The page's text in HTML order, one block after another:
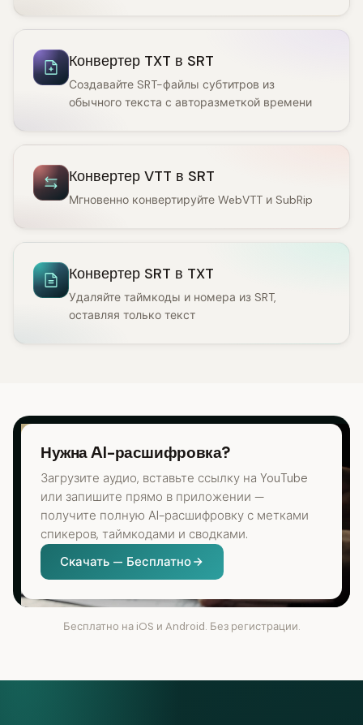
Конвертер TXT в SRT
Создавайте SRT-файлы субтитров из
обычного текста с авторазметкой времени
Конвертер VTT в SRT
Мгновенно конвертируйте WebVTT и SubRip
Конвертер SRT в TXT
Удаляйте таймкоды и номера из SRT,
оставляя только текст
Нужна AI-расшифровка?
Загрузите аудио, вставьте ссылку на YouTube
или запишите прямо в приложении —
получите полную AI-расшифровку с метками
спикеров, таймкодами и сводками.
Скачать — Бесплатно
Бесплатно на iOS и Android. Без регистрации.